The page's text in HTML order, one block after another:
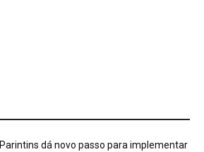
Parintins dá novo passo para implementar